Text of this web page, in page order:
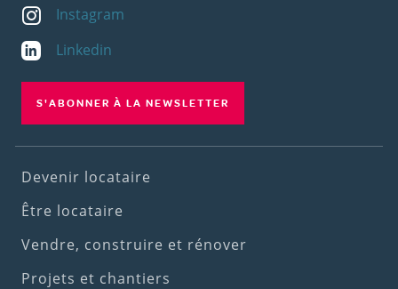
Instagram
Linkedin
S'ABONNER À LA NEWSLETTER
Footer
(1st
menu)
Devenir locataire
Être locataire
Vendre, construire et rénover
Projets et chantiers